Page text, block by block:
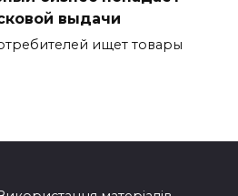
выдачи
ищет товары